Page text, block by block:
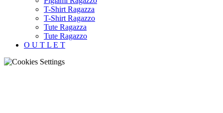
T-Shirt Ragazza
T-Shirt Ragazzo
Tute Ragazza
Tute Ragazzo
O U T L E T